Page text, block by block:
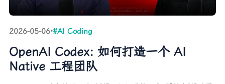
2026-05-06·#AI Coding
OpenAI Codex: 如何打造一个 AI
Native 工程团队